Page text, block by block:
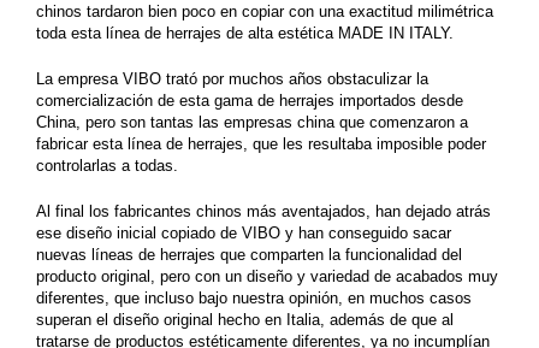
chinos tardaron bien poco en copiar con una exactitud milimétrica
toda esta línea de herrajes de alta estética MADE IN ITALY.
La empresa VIBO trató por muchos años obstaculizar la
comercialización de esta gama de herrajes importados desde
China, pero son tantas las empresas china que comenzaron a
fabricar esta línea de herrajes, que les resultaba imposible poder
controlarlas a todas.
Al final los fabricantes chinos más aventajados, han dejado atrás
ese diseño inicial copiado de VIBO y han conseguido sacar
nuevas líneas de herrajes que comparten la funcionalidad del
producto original, pero con un diseño y variedad de acabados muy
diferentes, que incluso bajo nuestra opinión, en muchos casos
superan el diseño original hecho en Italia, además de que al
tratarse de productos estéticamente diferentes, ya no incumplían